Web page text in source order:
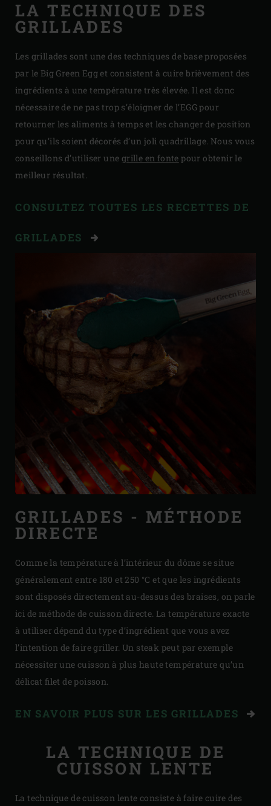
LA TECHNIQUE DES
GRILLADES
Les grillades sont une des techniques de base proposées
par le Big Green Egg et consistent à cuire brièvement des
ingrédients à une température très élevée. Il est donc
nécessaire de ne pas trop s’éloigner de l’EGG pour
retourner les aliments à temps et les changer de position
pour qu’ils soient décorés d’un joli quadrillage. Nous vous
conseillons d’utiliser une grille en fonte pour obtenir le
meilleur résultat.
CONSULTEZ TOUTES LES RECETTES DE
GRILLADES
GRILLADES - MÉTHODE
DIRECTE
Comme la température à l’intérieur du dôme se situe
généralement entre 180 et 250 °C et que les ingrédients
sont disposés directement au-dessus des braises, on parle
ici de méthode de cuisson directe. La température exacte
à utiliser dépend du type d’ingrédient que vous avez
l’intention de faire griller. Un steak peut par exemple
nécessiter une cuisson à plus haute température qu’un
délicat filet de poisson.
EN SAVOIR PLUS SUR LES GRILLADES
LA TECHNIQUE DE
CUISSON LENTE
La technique de cuisson lente consiste à faire cuire des